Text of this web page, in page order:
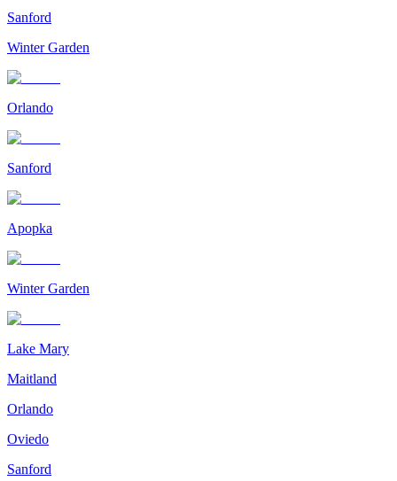
Sanford
Winter Garden
Orlando
Sanford
Apopka
Winter Garden
Lake Mary
Maitland
Orlando
Oviedo
Sanford